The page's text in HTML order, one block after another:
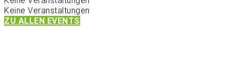
Keine Veranstaltungen
ZU ALLEN EVENTS